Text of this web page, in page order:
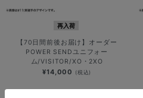
再入荷
【70日間前後お届け】オーダー
POWER SENDユニフォー
ム/VISITOR/XO・2XO
¥14,000 (税込)